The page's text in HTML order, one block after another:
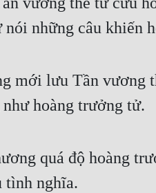
những câu khiến
mới lưu Tần vương
hoàng trưởng tử.
quá độ hoàng
tình nghĩa.